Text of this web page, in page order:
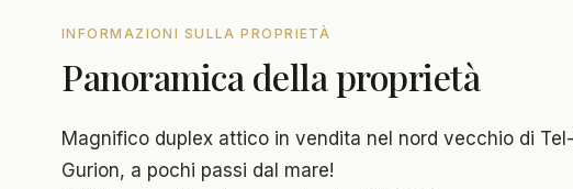
INFORMAZIONI SULLA PROPRIETÀ
Panoramica della proprietà
Magnifico duplex attico in vendita nel nord vecchio di
Gurion, a pochi passi dal mare!